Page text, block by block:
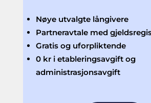
Nøye utvalgte långivere
Partneravtale med
Gratis og uforpliktende
0 kr i etableringsavgift og
administrasjonsavgift